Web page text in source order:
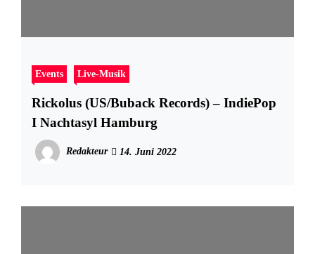
Events Live-Musik
Rickolus (US/Buback Records) – IndiePop
I Nachtasyl Hamburg
Redakteur 14. Juni 2022